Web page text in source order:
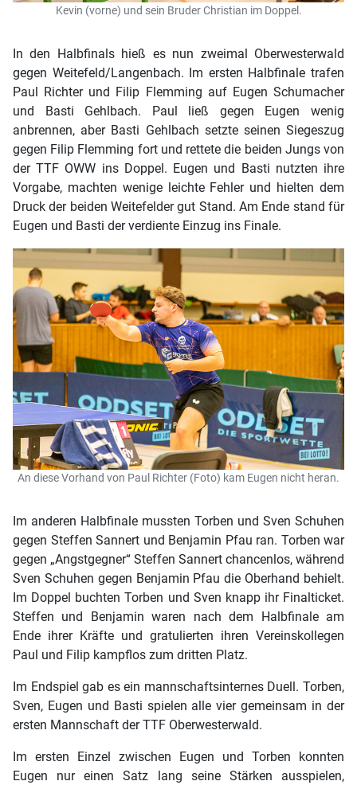
Kevin (vorne) und sein Bruder Christian im Doppel.
In den Halbfinals hieß es nun zweimal Oberwesterwald
gegen Weitefeld/Langenbach. Im ersten Halbfinale trafen
Paul Richter und Filip Flemming auf Eugen Schumacher
und Basti Gehlbach. Paul ließ gegen Eugen wenig
anbrennen, aber Basti Gehlbach setzte seinen Siegeszug
gegen Filip Flemming fort und rettete die beiden Jungs von
der TTF OWW ins Doppel. Eugen und Basti nutzten ihre
Vorgabe, machten wenige leichte Fehler und hielten dem
Druck der beiden Weitefelder gut Stand. Am Ende stand für
Eugen und Basti der verdiente Einzug ins Finale.
An diese Vorhand von Paul Richter (Foto) kam Eugen nicht heran.
Im anderen Halbfinale mussten Torben und Sven Schuhen
gegen Steffen Sannert und Benjamin Pfau ran. Torben war
gegen „Angstgegner“ Steffen Sannert chancenlos, während
Sven Schuhen gegen Benjamin Pfau die Oberhand behielt.
Im Doppel buchten Torben und Sven knapp ihr Finalticket.
Steffen und Benjamin waren nach dem Halbfinale am
Ende ihrer Kräfte und gratulierten ihren Vereinskollegen
Paul und Filip kampflos zum dritten Platz.
Im Endspiel gab es ein mannschaftsinternes Duell. Torben,
Sven, Eugen und Basti spielen alle vier gemeinsam in der
ersten Mannschaft der TTF Oberwesterwald.
Im ersten Einzel zwischen Eugen und Torben konnten
Eugen nur einen Satz lang seine Stärken ausspielen,